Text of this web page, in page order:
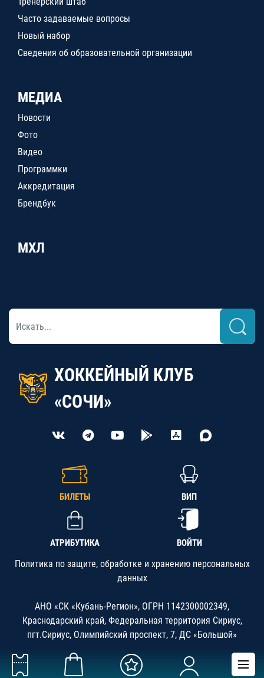
Часто задаваемые вопросы
Новый набор
Сведения об образовательной организации
МЕДИА
Новости
Фото
Видео
Программки
Аккредитация
Брендбук
МХЛ
ХОККЕЙНЫЙ КЛУБ
«СОЧИ»
БИЛЕТЫ ВИП
АТРИБУТИКА ВОЙТИ
Политика по защите, обработке и хранению персональных
данных
АНО «СК «Кубань-Регион», ОГРН 1142300002349,
Краснодарский край, Федеральная территория Сириус,
пгт.Сириус, Олимпийский проспект, 7, ДС «Большой»